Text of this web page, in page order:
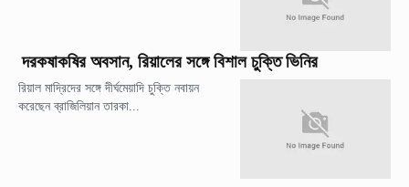
দরকষাকষির অবসান, রিয়ালের সঙ্গে বিশাল চুক্তি ভিনির
রিয়াল মাদ্রিদের সঙ্গে দীর্ঘমেয়াদি চুক্তি নবায়ন
করেছেন ব্রাজিলিয়ান তারকা...